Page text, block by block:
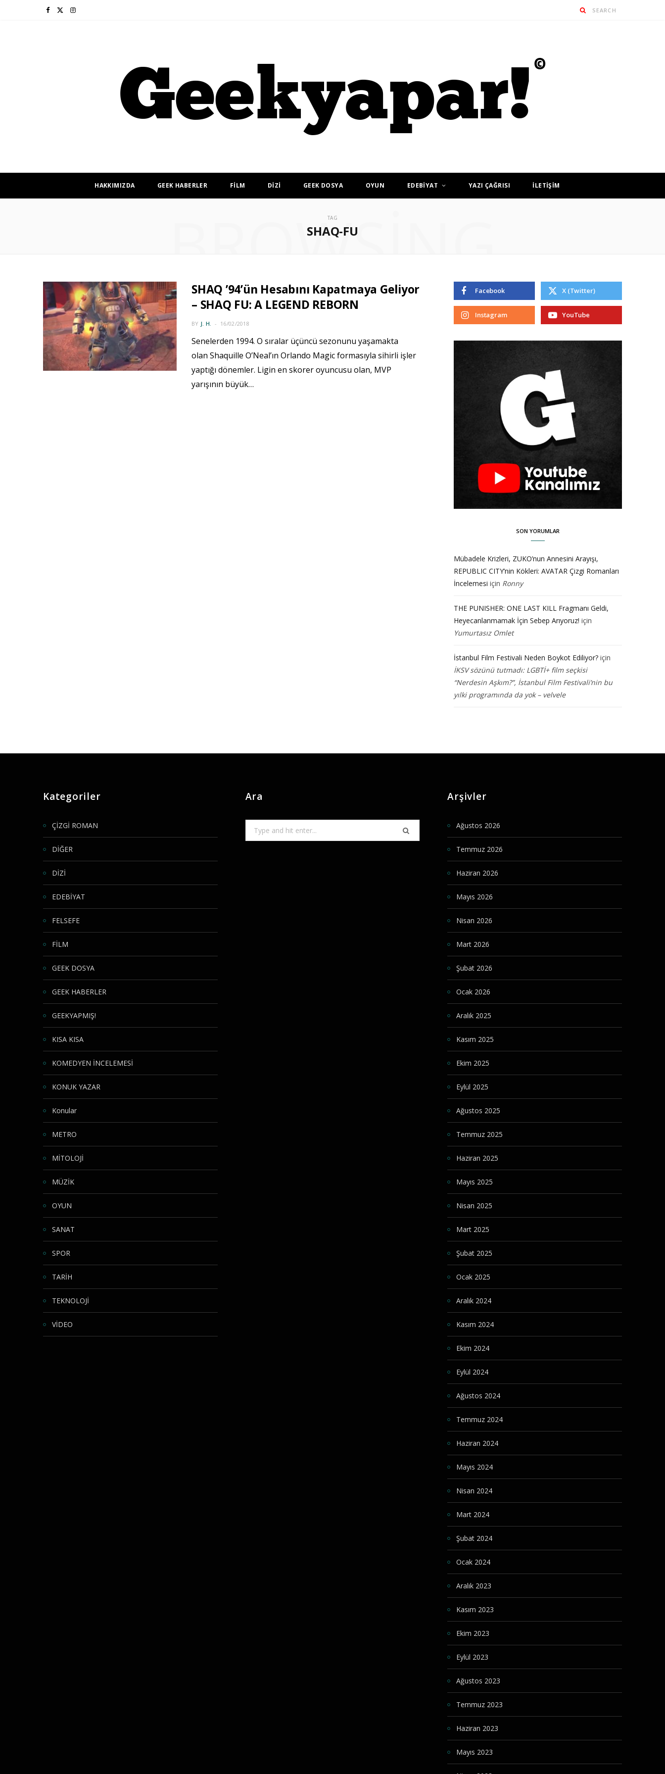
F I
HAKKIMIZDA GEEK HABERLER FİLM DİZİ GEEK DOSYA OYUN EDEBİYAT YAZI ÇAĞRISI İLETİŞİM
TAG
SHAQ-FU
BROWSING
SHAQ ’94’ün Hesabını Kapatmaya Geliyor
– SHAQ FU: A LEGEND REBORN
BY J. H. 16/02/2018
Senelerden 1994. O sıralar üçüncü sezonunu yaşamakta
olan Shaquille O’Neal’ın Orlando Magic formasıyla sihirli işler
yaptığı dönemler. Ligin en skorer oyuncusu olan, MVP
yarışının büyük…
Facebook X (Twitter)
Instagram YouTube
SON YORUMLAR
Mübadele Krizleri, ZUKO’nun Annesini Arayışı,
REPUBLIC CITY’nin Kökleri: AVATAR Çizgi Romanları
İncelemesi için Ronny
THE PUNISHER: ONE LAST KILL Fragmanı Geldi,
Heyecanlanmamak İçin Sebep Arıyoruz! için
Yumurtasız Omlet
İstanbul Film Festivali Neden Boykot Ediliyor? için
İKSV sözünü tutmadı: LGBTİ+ film seçkisi
“Nerdesin Aşkım?”, İstanbul Film Festivali’nin bu
yılki programında da yok – velvele
Kategoriler
ÇİZGİ ROMAN
DİĞER
DİZİ
EDEBİYAT
FELSEFE
FİLM
GEEK DOSYA
GEEK HABERLER
GEEKYAPMIŞ!
KISA KISA
KOMEDYEN İNCELEMESİ
KONUK YAZAR
Konular
METRO
MİTOLOJİ
MÜZİK
OYUN
SANAT
SPOR
TARİH
TEKNOLOJİ
VİDEO
Ara
for:
Arşivler
Ağustos 2026
Temmuz 2026
Haziran 2026
Mayıs 2026
Nisan 2026
Mart 2026
Şubat 2026
Ocak 2026
Aralık 2025
Kasım 2025
Ekim 2025
Eylül 2025
Ağustos 2025
Temmuz 2025
Haziran 2025
Mayıs 2025
Nisan 2025
Mart 2025
Şubat 2025
Ocak 2025
Aralık 2024
Kasım 2024
Ekim 2024
Eylül 2024
Ağustos 2024
Temmuz 2024
Haziran 2024
Mayıs 2024
Nisan 2024
Mart 2024
Şubat 2024
Ocak 2024
Aralık 2023
Kasım 2023
Ekim 2023
Eylül 2023
Ağustos 2023
Temmuz 2023
Haziran 2023
Mayıs 2023